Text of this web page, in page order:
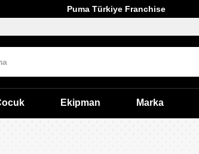
Puma Türkiye Franchise
Ekipman Marka